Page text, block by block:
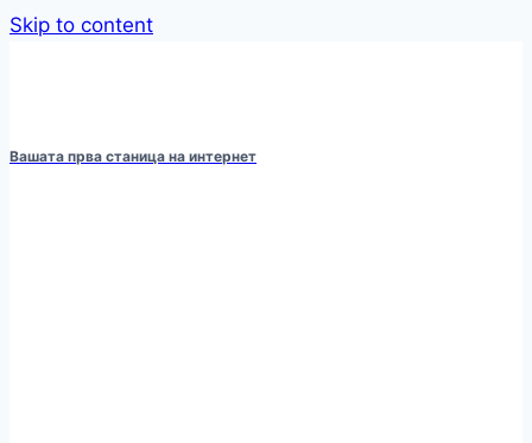
Skip to content
Вашата прва станица на интернет